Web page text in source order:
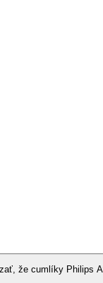
že cumlíky Philips